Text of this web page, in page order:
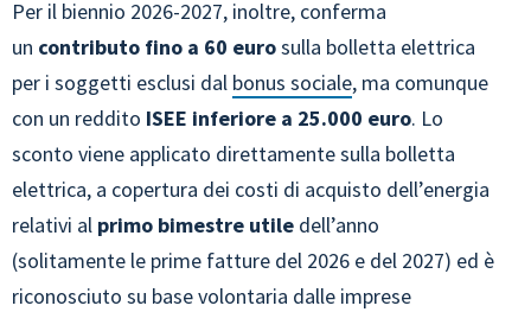
Per il biennio 2026-2027, inoltre, conferma
un contributo fino a 60 eurosulla bolletta elettrica
per i soggetti esclusi dal bonus sociale, ma comunque
con un reddito ISEE inferiore a 25.000 euro. Lo
sconto viene applicato direttamente sulla bolletta
elettrica, a copertura dei costi di acquisto dell’energia
relativi al primo bimestre utile dell’anno
(solitamente le prime fatture del 2026 e del 2027) ed è
riconosciuto su base volontaria dalle imprese